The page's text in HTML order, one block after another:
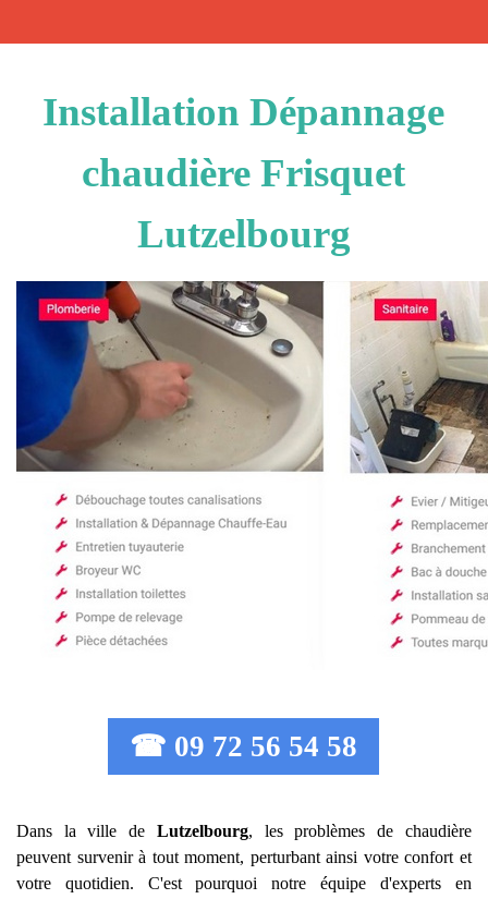
Installation Dépannage
chaudière Frisquet
Lutzelbourg
☎ 09 72 56 54 58
Dans la ville de Lutzelbourg, les problèmes de chaudière
peuvent survenir à tout moment, perturbant ainsi votre confort et
votre quotidien. C'est pourquoi notre équipe d'experts en